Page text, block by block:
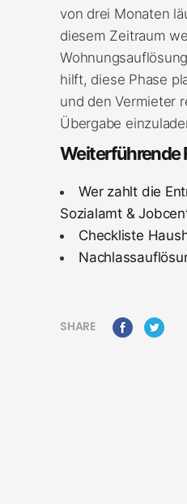
von drei Monaten
diesem Zeitraum
hilft, diese Phase
und den Vermieter
Übergabe
Weiterführende
Wer zahlt die
Sozialamt &
Checkliste
SHARE